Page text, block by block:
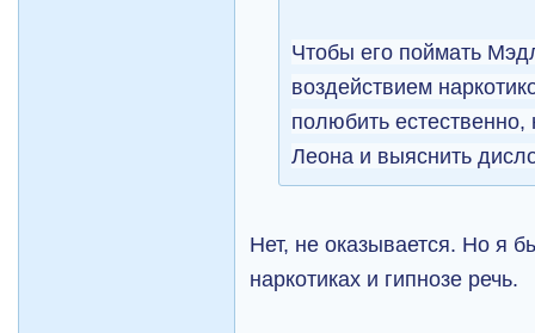
Чтобы его поймать
воздействием
полюбить
Леона и выяснить
Нет, не оказывается. Но я
наркотиках и гипнозе речь.